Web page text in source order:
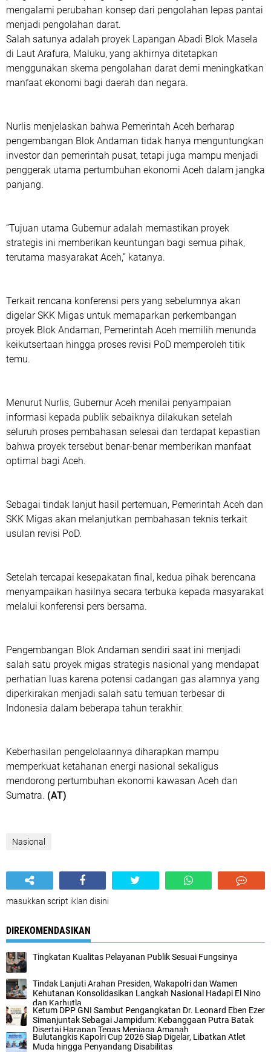
mengalami perubahan konsep dari pengolahan lepas pantai
menjadi pengolahan darat.
Salah satunya adalah proyek Lapangan Abadi Blok Masela
di Laut Arafura, Maluku, yang akhirnya ditetapkan
menggunakan skema pengolahan darat demi meningkatkan
manfaat ekonomi bagi daerah dan negara.
Nurlis menjelaskan bahwa Pemerintah Aceh berharap
pengembangan Blok Andaman tidak hanya menguntungkan
investor dan pemerintah pusat, tetapi juga mampu menjadi
penggerak utama pertumbuhan ekonomi Aceh dalam jangka
panjang.
“Tujuan utama Gubernur adalah memastikan proyek
strategis ini memberikan keuntungan bagi semua pihak,
terutama masyarakat Aceh,” katanya.
Terkait rencana konferensi pers yang sebelumnya akan
digelar SKK Migas untuk memaparkan perkembangan
proyek Blok Andaman, Pemerintah Aceh memilih menunda
keikutsertaan hingga proses revisi PoD memperoleh titik
temu.
Menurut Nurlis, Gubernur Aceh menilai penyampaian
informasi kepada publik sebaiknya dilakukan setelah
seluruh proses pembahasan selesai dan terdapat kepastian
bahwa proyek tersebut benar-benar memberikan manfaat
optimal bagi Aceh.
Sebagai tindak lanjut hasil pertemuan, Pemerintah Aceh dan
SKK Migas akan melanjutkan pembahasan teknis terkait
usulan revisi PoD.
Setelah tercapai kesepakatan final, kedua pihak berencana
menyampaikan hasilnya secara terbuka kepada masyarakat
melalui konferensi pers bersama.
Pengembangan Blok Andaman sendiri saat ini menjadi
salah satu proyek migas strategis nasional yang mendapat
perhatian luas karena potensi cadangan gas alamnya yang
diperkirakan menjadi salah satu temuan terbesar di
Indonesia dalam beberapa tahun terakhir.
Keberhasilan pengelolaannya diharapkan mampu
memperkuat ketahanan energi nasional sekaligus
mendorong pertumbuhan ekonomi kawasan Aceh dan
Sumatra. (AT)
Nasional
masukkan script iklan disini
DIREKOMENDASIKAN
Tingkatan Kualitas Pelayanan Publik Sesuai Fungsinya
Tindak Lanjuti Arahan Presiden, Wakapolri dan Wamen
Kehutanan Konsolidasikan Langkah Nasional Hadapi El Nino
dan Karhutla
Ketum DPP GNI Sambut Pengangkatan Dr. Leonard Eben Ezer
Simanjuntak Sebagai Jampidum: Kebanggaan Putra Batak
Disertai Harapan Tegas Menjaga Amanah
Bulutangkis Kapolri Cup 2026 Siap Digelar, Libatkan Atlet
Muda hingga Penyandang Disabilitas